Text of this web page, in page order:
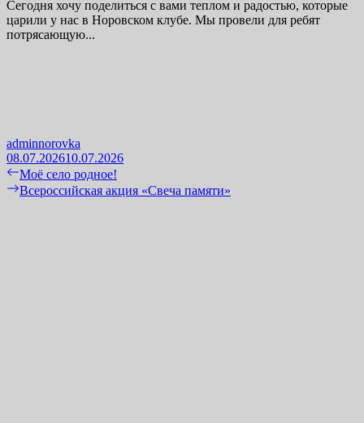
Сегодня хочу поделиться с вами теплом и радостью, которые
царили у нас в Норовском клубе. Мы провели для ребят
потрясающую...
adminnorovka
08.07.202610.07.2026
Навигация
по
Previous
post:
Моё село родное!
Next
Всероссийская акция «Свеча памяти»